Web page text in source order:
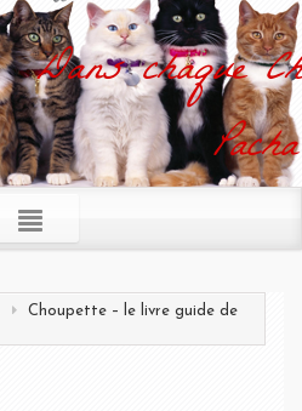
Dans chaque
Choupette – le livre guide de